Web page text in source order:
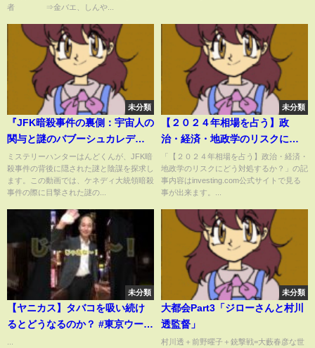
者 ⇒金バエ、しんや...
未分類
『JFK暗殺事件の裏側：宇宙人の
関与と謎のバブーシュカレディ
ー【ミステリー解説】』
ミステリーハンターはんどくんが、JFK暗
殺事件の背後に隠された謎と陰謀を探求し
ます。この動画では、ケネディ大統領暗殺
事件の際に目撃された謎の...
未分類
【２０２４年相場を占う】政
治・経済・地政学のリスクにど
う対処するか？
「【２０２４年相場を占う】政治・経済・
地政学のリスクにどう対処するか？」の記
事内容はinvesting.com公式サイトで見る
事が出来ます。...
未分類
【ヤニカス】タバコを吸い続け
るとどうなるのか？ #東京ウーバ
未分類
大都会Part3「ジローさんと村川
透監督」
村川透＋前野曜子＋銃撃戦=大藪春彦な世